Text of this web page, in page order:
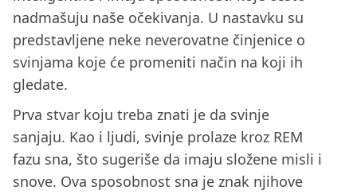
nadmašuju naše očekivanja. U nastavku su
predstavljene neke neverovatne činjenice o
svinjama koje će promeniti način na koji ih
gledate.
Prva stvar koju treba znati je da svinje
sanjaju. Kao i ljudi, svinje prolaze kroz REM
fazu sna, što sugeriše da imaju složene misli i
snove. Ova sposobnost sna je znak njihove